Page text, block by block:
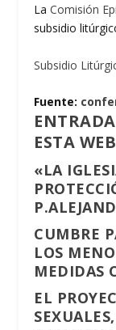
LaComisión
subsidio
Subsidio
Fuente:
ESTA WEB
«LA
CUMBRE
LOS
MEDIDAS
EL